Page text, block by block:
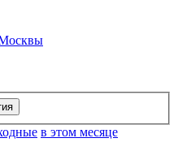
в этом месяце